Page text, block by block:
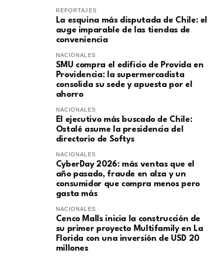
REPORTAJES
La esquina más disputada de Chile: el
auge imparable de las tiendas de
conveniencia
NACIONALES
SMU compra el edificio de Provida en
Providencia: la supermercadista
consolida su sede y apuesta por el
ahorro
NACIONALES
El ejecutivo más buscado de Chile:
Ostalé asume la presidencia del
directorio de Softys
NACIONALES
CyberDay 2026: más ventas que el
año pasado, fraude en alza y un
consumidor que compra menos pero
gasta más
NACIONALES
Cenco Malls inicia la construcción de
su primer proyecto Multifamily en La
Florida con una inversión de USD 20
millones